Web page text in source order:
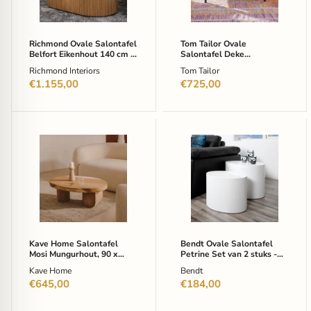
cm
Richmond Ovale Salontafel
Belfort Eikenhout 140 cm -
Richmond Interiors
€1.155,00
Metaal
x
50
cm
Tom Tailor Ovale
Salontafel Deke
x 50 cm
Tom Tailor
€725,00
Kave
Salontafel
Mosi
Mungurhout,
60cm
Naturel
-
Ovaal
Kave Home Salontafel
Mosi Mungurhout, 90 x
Kave Home
€645,00
Bendt
Ovale
Salontafel
Petrine
stuks
Hoogglans
wit
-
Ovaal
Bendt Ovale Salontafel
Petrine Set van 2 stuks -
Bendt
€184,00